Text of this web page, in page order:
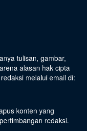
tulisan, gambar,
alasan hak cipta
melalui email di:
konten yang
redaksi.